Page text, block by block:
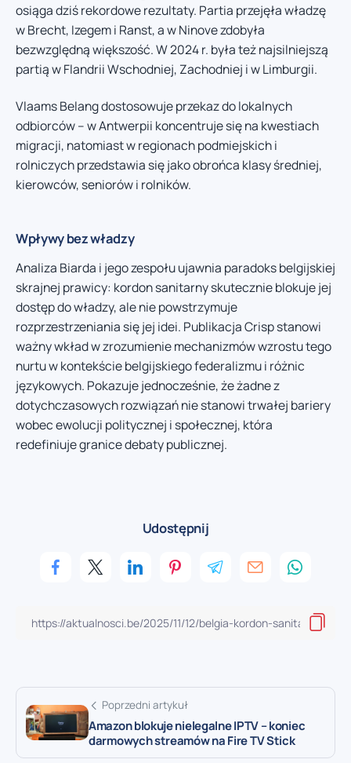
osiąga dziś rekordowe rezultaty. Partia przejęła władzę
w Brecht, Izegem i Ranst, a w Ninove zdobyła
bezwzględną większość. W 2024 r. była też najsilniejszą
partią w Flandrii Wschodniej, Zachodniej i w Limburgii.
Vlaams Belang dostosowuje przekaz do lokalnych
odbiorców – w Antwerpii koncentruje się na kwestiach
migracji, natomiast w regionach podmiejskich i
rolniczych przedstawia się jako obrońca klasy średniej,
kierowców, seniorów i rolników.
Wpływy bez władzy
Analiza Biarda i jego zespołu ujawnia paradoks belgijskiej
skrajnej prawicy: kordon sanitarny skutecznie blokuje jej
dostęp do władzy, ale nie powstrzymuje
rozprzestrzeniania się jej idei. Publikacja Crisp stanowi
ważny wkład w zrozumienie mechanizmów wzrostu tego
nurtu w kontekście belgijskiego federalizmu i różnic
językowych. Pokazuje jednocześnie, że żadne z
dotychczasowych rozwiązań nie stanowi trwałej bariery
wobec ewolucji politycznej i społecznej, która
redefiniuje granice debaty publicznej.
Udostępnij
Poprzedni artykuł
Amazon blokuje nielegalne IPTV – koniec
darmowych streamów na Fire TV Stick